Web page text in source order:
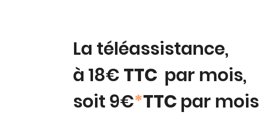
La téléassistance,
à 18€ TTC par mois,
soit 9€*TTC par mois